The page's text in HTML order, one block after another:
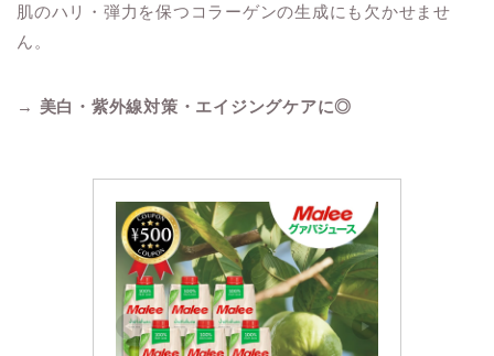
肌のハリ・弾力を保つコラーゲンの生成にも欠かせませ
ん。
→ 美白・紫外線対策・エイジングケアに◎